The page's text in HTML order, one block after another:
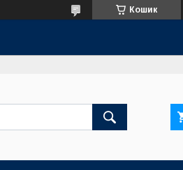
Кошик